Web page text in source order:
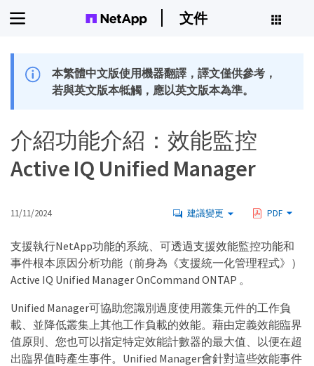
文件
本繁體中文版使用機器翻譯，譯文僅供參考，
若與英文版本牴觸，應以英文版本為準。
介紹功能介紹：效能監控
Active IQ Unified Manager
11/11/2024 建議變更 PDF
支援執行NetApp功能的系統、可透過支援效能監控功能和
事件根本原因分析功能（前身為《支援統一化管理程式》）
Active IQ Unified Manager OnCommand ONTAP 。
Unified Manager可協助您識別過度使用叢集元件的工作負
載、並降低叢集上其他工作負載的效能。藉由定義效能臨界
值原則、您也可以指定特定效能計數器的最大值、以便在超
出臨界值時產生事件。Unified Manager會針對這些效能事件